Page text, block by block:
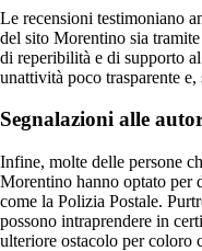
Le recensioni testimoniano
del sito Morentino sia
di reperibilità e di supporto
unattività poco trasparente e,
Segnalazioni alle
Infine, molte delle persone
Morentino hanno optato per
come la Polizia Postale.
possono intraprendere in
ulteriore ostacolo per coloro